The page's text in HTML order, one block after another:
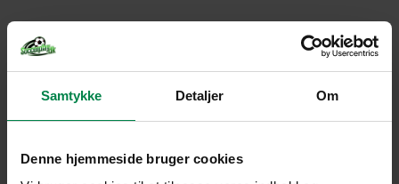
Samtykke Detaljer Om
Denne hjemmeside bruger cookies